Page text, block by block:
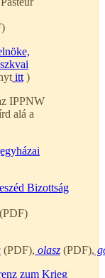
itt )
IPPNW
alá a
Bizottság
(PDF)
(PDF), olasz (PDF),
zum Krieg